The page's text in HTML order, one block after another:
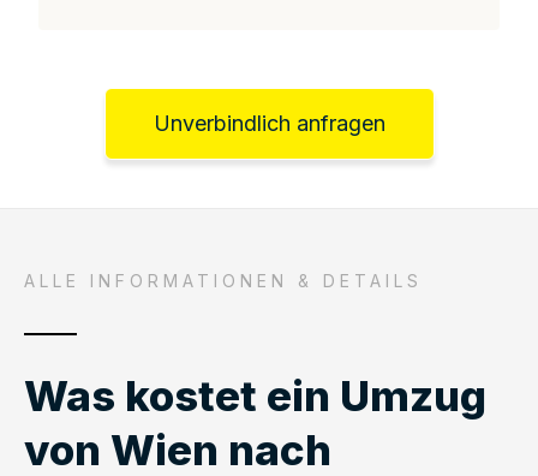
Unverbindlich anfragen
ALLE INFORMATIONEN & DETAILS
Was kostet ein Umzug
von Wien nach